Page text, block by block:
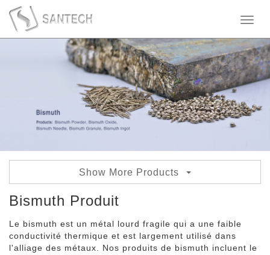
Show More Products
Granules de bismuth
Lingot de bismuth
Trioxyde de bismuth
Bismuth Produit
Le bismuth est un métal lourd fragile qui a une faible
conductivité thermique et est largement utilisé dans
l'alliage des métaux. Nos produits de bismuth incluent le